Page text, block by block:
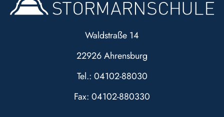
Waldstraße 14
22926 Ahrensburg
Tel.: 04102-88030
Fax: 04102-880330